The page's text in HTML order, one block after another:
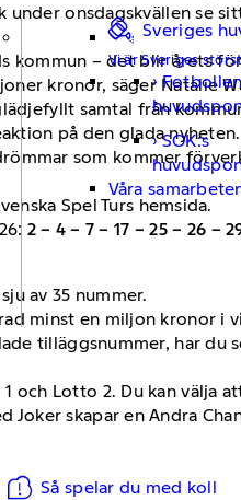
Sveriges
Vi är Sveriges
SOK:s
Våra
Så spelar du med koll
onsdagskvällen se
kommun – det blir årets
kronor, säger Natalie
samtal från
på den glada
som kommer
Spel Turs hemsida.
2 – 4 – 7 – 17 – 25 – 26 –
av 35 nummer.
minst en miljon kronor i
tilläggsnummer, har
och Lotto 2. Du kan välja
Joker skapar en Andra